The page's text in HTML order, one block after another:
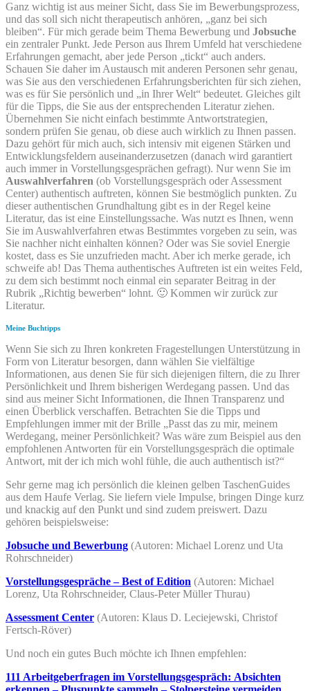
Ganz wichtig ist aus meiner Sicht, dass Sie im Bewerbungsprozess,
und das soll sich nicht therapeutisch anhören, „ganz bei sich
bleiben“. Für mich gerade beim Thema Bewerbung und Jobsuche
ein zentraler Punkt. Jede Person aus Ihrem Umfeld hat verschiedene
Erfahrungen gemacht, aber jede Person „tickt“ auch anders.
Schauen Sie daher im Austausch mit anderen Personen sehr genau,
was Sie aus den verschiedenen Erfahrungsberichten für sich ziehen,
was es für Sie persönlich und „in Ihrer Welt“ bedeutet. Gleiches gilt
für die Tipps, die Sie aus der entsprechenden Literatur ziehen.
Übernehmen Sie nicht einfach bestimmte Antwortstrategien,
sondern prüfen Sie genau, ob diese auch wirklich zu Ihnen passen.
Dazu gehört für mich auch, sich intensiv mit eigenen Stärken und
Entwicklungsfeldern auseinanderzusetzen (danach wird garantiert
auch immer in Vorstellungsgesprächen gefragt). Nur wenn Sie im
Auswahlverfahren (ob Vorstellungsgespräch oder Assessment
Center) authentisch auftreten, können Sie bestmöglich punkten. Zu
dieser authentischen Grundhaltung gibt es in der Regel keine
Literatur, das ist eine Einstellungssache. Was nutzt es Ihnen, wenn
Sie im Auswahlverfahren etwas Bestimmtes vorgeben zu sein, was
Sie nachher nicht einhalten können? Oder was Sie soviel Energie
kostet, dass es Sie unzufrieden macht. Aber ich merke gerade, ich
schweife ab! Das Thema authentisches Auftreten ist ein weites Feld,
zu dem sich bestimmt noch einmal ein separater Beitrag in der
Rubrik „Richtig bewerben“ lohnt. 🙂 Kommen wir zurück zur
Literatur.
Meine Buchtipps
Wenn Sie sich zu Ihren konkreten Fragestellungen Unterstützung in
Form von Literatur besorgen, dann wählen Sie vielfältige
Informationen, aus denen Sie für sich diejenigen filtern, die zu Ihrer
Persönlichkeit und Ihrem bisherigen Werdegang passen. Und das
sind aus meiner Sicht Informationen, die Ihnen Transparenz und
einen Überblick verschaffen. Betrachten Sie die Tipps und
Empfehlungen immer mit der Brille „Passt das zu mir, meinem
Werdegang, meiner Persönlichkeit? Was wäre zum Beispiel aus den
empfohlenen Antworten für ein Vorstellungsgespräch die optimale
Antwort, mit der ich mich wohl fühle, die auch authentisch ist?“
Sehr gerne mag ich persönlich die kleinen gelben TaschenGuides
aus dem Haufe Verlag. Sie liefern viele Impulse, bringen Dinge kurz
und knackig auf den Punkt und sind zudem preiswert. Dazu
gehören beispielsweise:
Jobsuche und Bewerbung (Autoren: Michael Lorenz und Uta
Rohrschneider)
Vorstellungsgespräche – Best of Edition (Autoren: Michael
Lorenz, Uta Rohrschneider, Claus-Peter Müller Thurau)
Assessment Center (Autoren: Klaus D. Leciejewski, Christof
Fertsch-Röver)
Und noch ein gutes Buch möchte ich Ihnen empfehlen:
111 Arbeitgeberfragen im Vorstellungsgespräch: Absichten